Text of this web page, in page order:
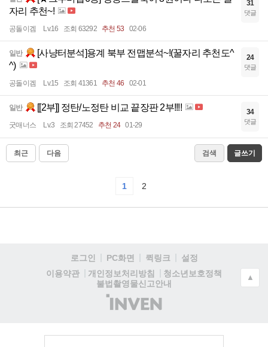
자리 추천~!
공돌이겜 Lv.16 조회 63292 추천 53 02-06
31
댓글
일반
[사냥터분석]용계 북부 전맵분석~!(꿀자리 추천도^
^)
공돌이겜 Lv.15 조회 41361 추천 46 02-01
24
댓글
일반 [[2부]] 정탄/노정탄 비교 끝장판 2부!!!!
굿매너스 Lv.3 조회 27452 추천 24 01-29
34
댓글
최근 다음 검색 글쓰기
1 2
로그인 PC화면 퀵링크
설정
이용약관
개인정보처리방침
청소년보호정책
불법촬영물신고안내
(주)
인
▲